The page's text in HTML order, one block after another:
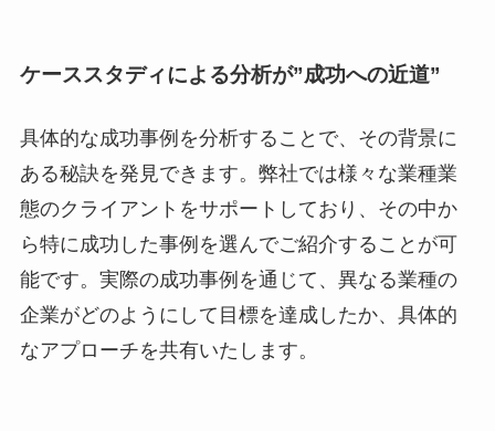
ケーススタディによる分析が”成功への近道”
具体的な成功事例を分析することで、その背景に
ある秘訣を発見できます。弊社では様々な業種業
態のクライアントをサポートしており、その中か
ら特に成功した事例を選んでご紹介することが可
能です。実際の成功事例を通じて、異なる業種の
企業がどのようにして目標を達成したか、具体的
なアプローチを共有いたします。